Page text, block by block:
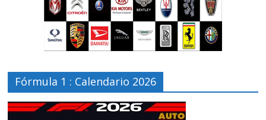
Fórmula 1 : Calendario 2026